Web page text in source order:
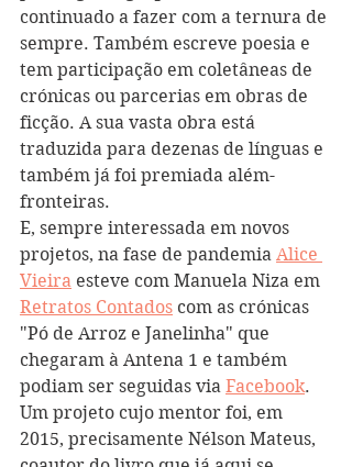
continuado a fazer com a ternura de
sempre. Também escreve poesia e
tem participação em coletâneas de
crónicas ou parcerias em obras de
ficção. A sua vasta obra está
traduzida para dezenas de línguas e
também já foi premiada além-
fronteiras.
E, sempre interessada em novos
projetos, na fase de pandemia Alice
Vieira esteve com Manuela Niza em
Retratos Contados com as crónicas
"Pó de Arroz e Janelinha" que
chegaram à Antena 1 e também
podiam ser seguidas via Facebook.
Um projeto cujo mentor foi, em
2015, precisamente Nélson Mateus,